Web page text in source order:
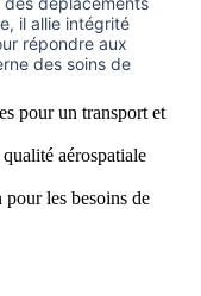
il allie intégrité
répondre aux
des soins de
pour un transport et
aérospatiale
les besoins de